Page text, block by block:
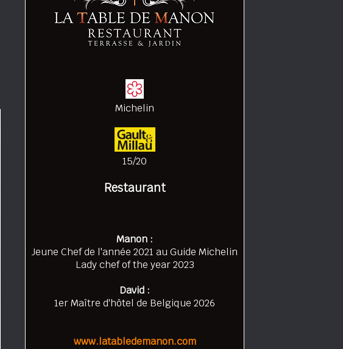
Michelin
15/20
Restaurant
Manon :
Jeune Chef de l'année 2021 au Guide Michelin
Lady chef of the year 2023
David :
1er Maître d'hôtel de Belgique 2026
www.latabledemanon.com